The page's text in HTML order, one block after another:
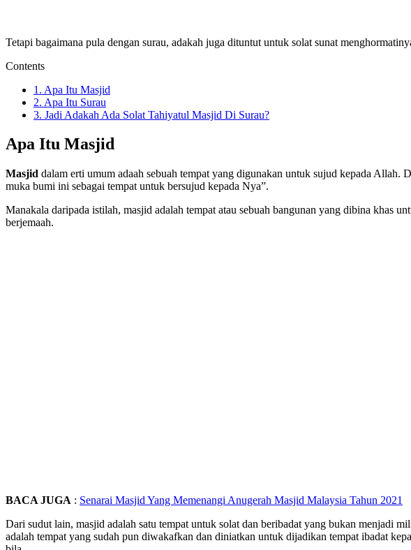
Tetapi bagaimana pula dengan surau, adakah juga dituntut untuk solat sunat
Contents
1. Apa Itu Masjid
2. Apa Itu Surau
3. Jadi Adakah Ada Solat Tahiyatul Masjid Di Surau?
Apa Itu Masjid
Masjid dalam erti umum adaah sebuah tempat yang digunakan untuk sujud kepada Allah.
muka bumi ini sebagai tempat untuk bersujud kepada Nya”.
Manakala daripada istilah, masjid adalah tempat atau sebuah bangunan yang dibina khas
berjemaah.
BACA JUGA : Senarai Masjid Yang Memenangi Anugerah Masjid Malaysia Tahun 2021
Dari sudut lain, masjid adalah satu tempat untuk solat dan beribadat yang bukan menjadi
adalah tempat yang sudah pun diwakafkan dan diniatkan untuk dijadikan tempat ibadat